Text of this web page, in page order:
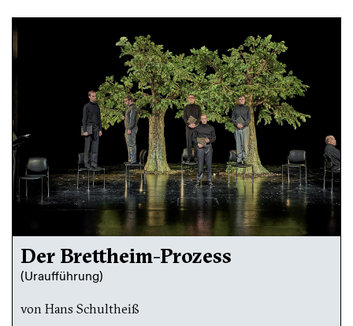
Der Brettheim-Prozess
(Uraufführung)
von Hans Schultheiß